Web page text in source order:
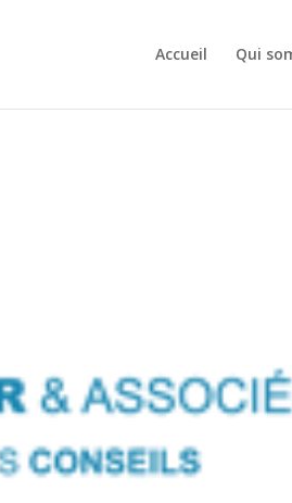
Accueil Qui